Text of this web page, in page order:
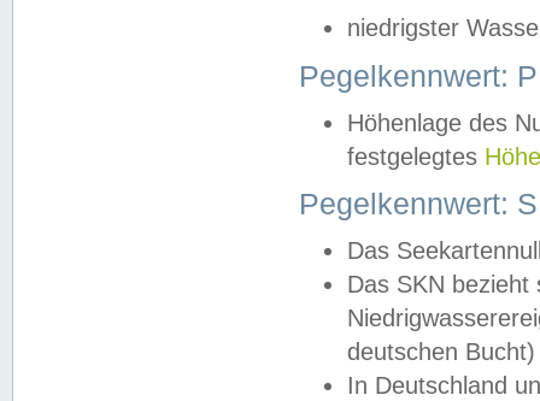
niedrigster
Pegelkennwert:
Höhenlage des
festgelegtes
Pegelkennwert:
Das
Das SKN
deutschen
In Deutschland